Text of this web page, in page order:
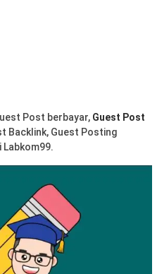
Post berbayar, Guest Post
Backlink, Guest Posting
Labkom99.